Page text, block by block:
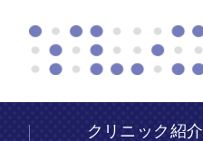
クリニック紹介